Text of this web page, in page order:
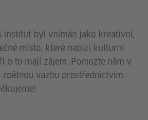
institut byl vnímán jako kreativní,
místo, které nabízí kulturní
o to mají zájem. Pomozte nám v
vazbu prostřednictvím